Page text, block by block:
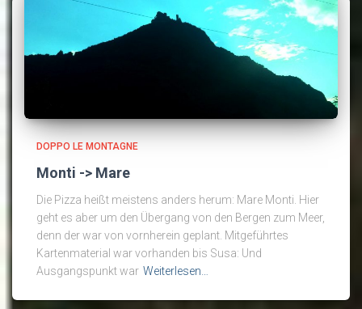
DOPPO LE MONTAGNE
Monti -> Mare
Die Pizza heißt meistens anders herum: Mare Monti. Hier
geht es aber um den Übergang von den Bergen zum Meer,
denn der war von vornherein geplant. Mitgeführtes
Kartenmaterial war vorhanden bis Susa: Und
Ausgangspunkt war Weiterlesen…